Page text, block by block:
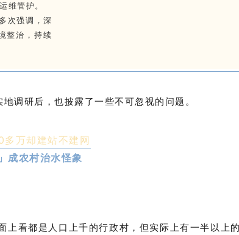
维管护。
次强调，深
整治，持续
调研后，也披露了一些不可忽视的问题。
万却建站不建网
成农村治水怪象
看都是人口上千的行政村，但实际上有一半以上